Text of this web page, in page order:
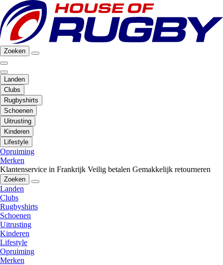
Zoeken
Landen
Clubs
Rugbyshirts
Schoenen
Uitrusting
Kinderen
Lifestyle
Opruiming
Merken
Klantenservice in Frankrijk Veilig betalen Gemakkelijk retourneren
Zoeken
Landen
Clubs
Rugbyshirts
Schoenen
Uitrusting
Kinderen
Lifestyle
Opruiming
Merken